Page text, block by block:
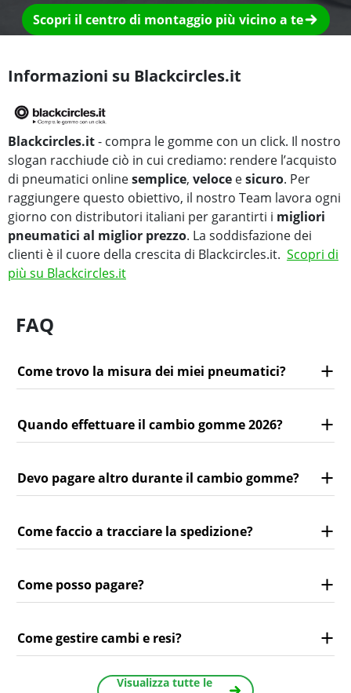
Scopri il centro di montaggio più vicino a te
Informazioni su Blackcircles.it
Blackcircles.it- compra le gomme con un click. Il nostro
slogan racchiude ciò in cui crediamo: rendere l’acquisto
di pneumatici onlinesemplice, veloce esicuro. Per
raggiungere questo obiettivo, il nostro Team lavora ogni
giorno con distributori italiani per garantirti i migliori
pneumatici al miglior prezzo. La soddisfazione dei
clienti è il cuore della crescita di Blackcircles.it. Scopri di
più su Blackcircles.it
FAQ
Come trovo la misura dei miei pneumatici?
Quando effettuare il cambio gomme 2026?
Devo pagare altro durante il cambio gomme?
Come faccio a tracciare la spedizione?
Come posso pagare?
Come gestire cambi e resi?
Visualizza tutte le